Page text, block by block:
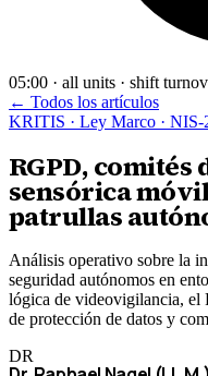
05:00 · all units · shift
← Todos los artículos
KRITIS · Ley Marco · NIS-
RGPD, comités
sensórica
patrullas
Análisis operativo sobre la
seguridad autónomos en
lógica de videovigilancia, el
de protección de datos y
DR